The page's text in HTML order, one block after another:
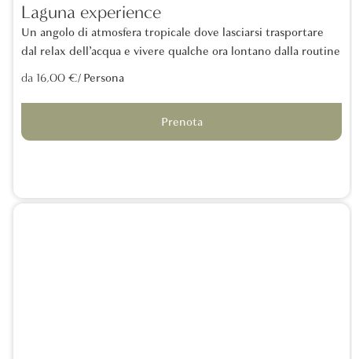
Laguna experience
Un angolo di atmosfera tropicale dove lasciarsi trasportare
dal relax dell’acqua e vivere qualche ora lontano dalla routine
da 16,00 €/ Persona
Prenota